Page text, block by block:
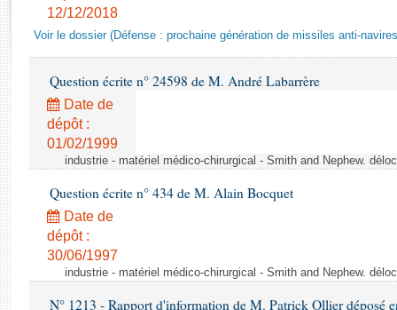
Rapports d'enquête
Dossiers législatifs
Budget et sécurité sociale
Questions écrites et orales
Comptes rendus des débats
12/12/2018
Voir le dossier (Défense : prochaine génération de missiles anti-
Question écrite n° 24598 de M. André Labarrère
Date de
dépôt :
01/02/1999
industrie - matériel médico-chirurgical - Smith and Nephew.
Question écrite n° 434 de M. Alain Bocquet
Date de
dépôt :
30/06/1997
industrie - matériel médico-chirurgical - Smith and Nephew.
N° 1213 - Rapport d'information de M. Patrick Ollier déposé